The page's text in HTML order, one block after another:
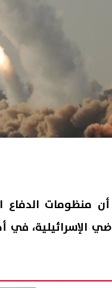
أن منظومات
الإسرائيلية،